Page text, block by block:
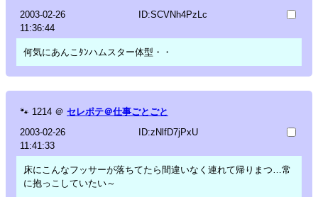
2003-02-26
11:36:44
ID:SCVNh4PzLc
何気にあんこﾀﾝハムスター体型・・
🐾 1214 ＠ セレポテ＠仕事ごとごと
2003-02-26
11:41:33
ID:zNlfD7jPxU
床にこんなフッサーが落ちてたら間違いなく連れて帰りまつ…常
に抱っこしていたい～